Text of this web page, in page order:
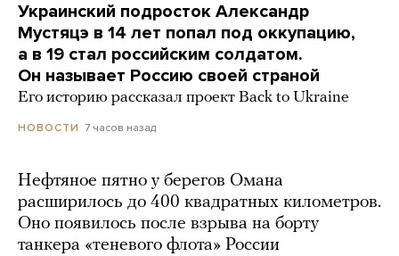
Украинский подросток Александр
Мустяцэ в 14 лет попал под оккупацию,
а в 19 стал российским солдатом.
Он называет Россию своей страной
Его историю рассказал проект Back to Ukraine
НОВОСТИ 7 часов назад
Нефтяное пятно у берегов Омана
расширилось до 400 квадратных километров.
Оно появилось после взрыва на борту
танкера «теневого флота» России